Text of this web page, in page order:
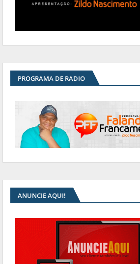
PROGRAMA DE RADIO
ANUNCIE AQUI!